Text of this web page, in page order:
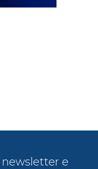
newsletter e